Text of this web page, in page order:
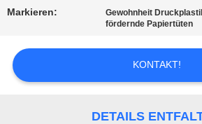
POLICY
Markieren: Gewohnheit
fördernde Papiertüten
KONTAKT!
DETAILS